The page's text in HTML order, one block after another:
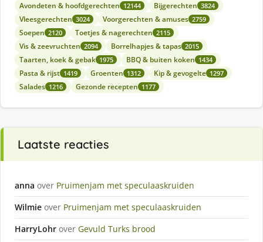
Avondeten & hoofdgerechten 12144 Bijgerechten 3824
Vleesgerechten 3024 Voorgerechten & amuses 2759
Soepen 2120 Toetjes & nagerechten 2115
Vis & zeevruchten 2094 Borrelhapjes & tapas 2015
Taarten, koek & gebak 1975 BBQ & buiten koken 1434
Pasta & rijst 1419 Groenten 1312 Kip & gevogelte 1297
Salades 1216 Gezonde recepten 1177
Laatste reacties
anna over Pruimenjam met speculaaskruiden
Wilmie over Pruimenjam met speculaaskruiden
HarryLohr over Gevuld Turks brood